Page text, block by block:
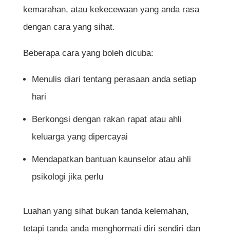
kemarahan, atau kekecewaan yang anda rasa
dengan cara yang sihat.
Beberapa cara yang boleh dicuba:
Menulis diari tentang perasaan anda setiap
hari
Berkongsi dengan rakan rapat atau ahli
keluarga yang dipercayai
Mendapatkan bantuan kaunselor atau ahli
psikologi jika perlu
Luahan yang sihat bukan tanda kelemahan,
tetapi tanda anda menghormati diri sendiri dan